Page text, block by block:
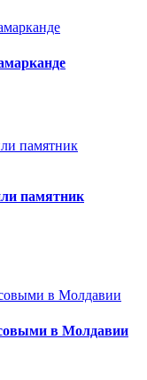
памятник
в Молдавии